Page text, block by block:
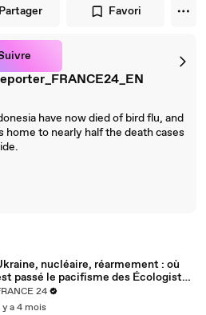
Partager Favori
have now died of bird flu, and
home to nearly half the death cases
nucléaire, réarmement : où
passé le pacifisme des Écologistes
24
y a 4 mois